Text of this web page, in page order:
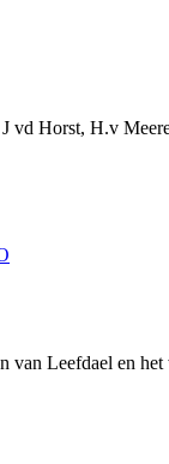
vd Horst, H.v
van Leefdael en